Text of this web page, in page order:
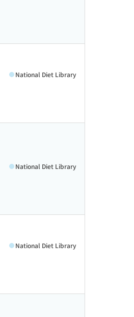
National Diet Library
National Diet Library
National Diet Library